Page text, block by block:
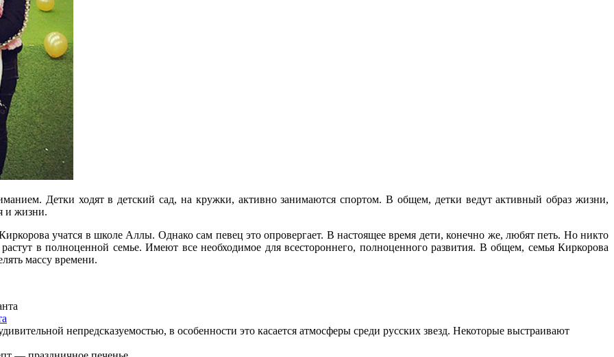
Детки ходят в детский сад, на кружки, активно занимаются спортом. В общем, детки ведут активный образ жизни,
и жизни.
учатся в школе Аллы. Однако сам певец это опровергает. В настоящее время дети, конечно же, любят петь. Но никто
в полноценной семье. Имеют все необходимое для всестороннего, полноценного развития. В общем, семья Киркорова
массу времени.
непредсказуемостью, в особенности это касается атмосферы среди русских звезд. Некоторые выстраивают